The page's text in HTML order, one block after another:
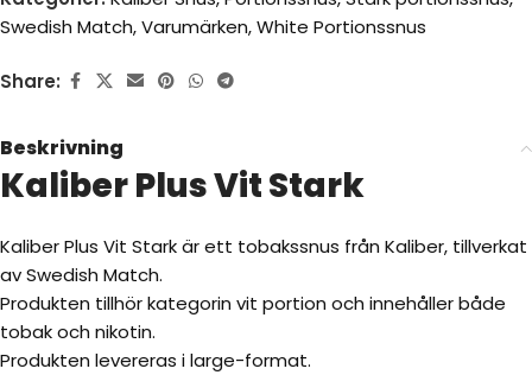
Swedish Match,Varumärken,White Portionssnus
Share:
Beskrivning
Kaliber Plus Vit Stark
Kaliber Plus Vit Stark är ett tobakssnus från Kaliber, tillverkat
av Swedish Match.
Produkten tillhör kategorin vit portion och innehåller både
tobak och nikotin.
Produkten levereras i large-format.